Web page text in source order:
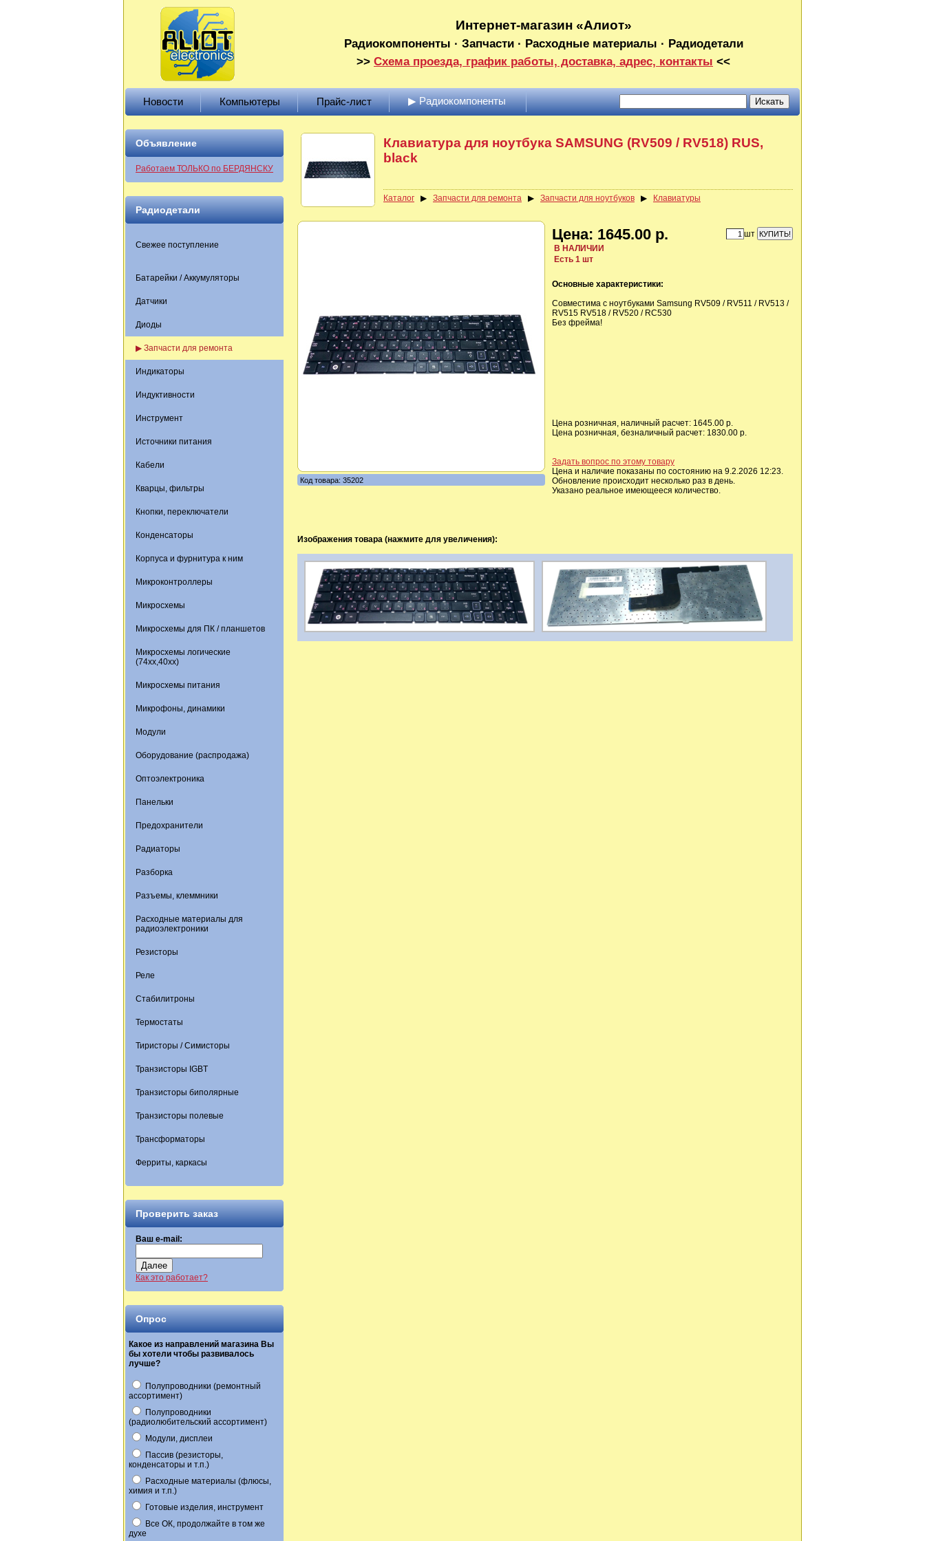
Интернет-магазин «Алиот»
Радиокомпоненты · Запчасти · Расходные материалы · Радиодетали
>> Схема проезда, график работы, доставка, адрес, контакты <<
Новости Компьютеры Прайс-лист ▶ Радиокомпоненты
Объявление
Работаем ТОЛЬКО по БЕРДЯНСКУ
Радиодетали
Свежее поступление
Батарейки / Аккумуляторы
Датчики
Диоды
▶ Запчасти для ремонта
Индикаторы
Индуктивности
Инструмент
Источники питания
Кабели
Кварцы, фильтры
Кнопки, переключатели
Конденсаторы
Корпуса и фурнитура к ним
Микроконтроллеры
Микросхемы
Микросхемы для ПК / планшетов
Микросхемы логические
(74xx,40xx)
Микросхемы питания
Микрофоны, динамики
Модули
Оборудование (распродажа)
Оптоэлектроника
Панельки
Предохранители
Радиаторы
Разборка
Разъемы, клеммники
Расходные материалы для
радиоэлектроники
Резисторы
Реле
Стабилитроны
Термостаты
Тиристоры / Симисторы
Транзисторы IGBT
Транзисторы биполярные
Транзисторы полевые
Трансформаторы
Ферриты, каркасы
Проверить заказ
Ваш e-mail:
Далее
Как это работает?
Опрос
Какое из направлений магазина Вы
бы хотели чтобы развивалось
лучше?
Полупроводники (ремонтный
ассортимент)
Полупроводники
(радиолюбительский ассортимент)
Модули, дисплеи
Пассив (резисторы,
конденсаторы и т.п.)
Расходные материалы (флюсы,
химия и т.п.)
Готовые изделия, инструмент
Все ОК, продолжайте в том же
духе
Клавиатура для ноутбука SAMSUNG (RV509 / RV518) RUS,
black
Каталог ▶ Запчасти для ремонта ▶ Запчасти для ноутбуков ▶ Клавиатуры
Код товара: 35202
Цена: 1645.00 р.
В НАЛИЧИИ
Есть 1 шт
шт
Основные характеристики:
Совместима с ноутбуками Samsung RV509 / RV511 / RV513 /
RV515 RV518 / RV520 / RC530
Без фрейма!
Цена розничная, наличный расчет: 1645.00 р.
Цена розничная, безналичный расчет: 1830.00 р.
Задать вопрос по этому товару
Цена и наличие показаны по состоянию на 9.2.2026 12:23.
Обновление происходит несколько раз в день.
Указано реальное имеющееся количество.
Изображения товара (нажмите для увеличения):